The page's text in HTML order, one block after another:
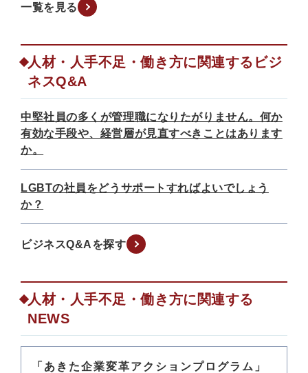
一覧を見る
人材・人手不足・働き方に関連するビジ
ネスQ&A
中堅社員の多くが管理職になりたがりません。何か
有効な手段や、経営層が見直すべきことはあります
か。
LGBTの社員をどうサポートすればよいでしょう
か？
ビジネスQ&Aを探す
人材・人手不足・働き方に関連する
NEWS
「あきた企業変革アクションプログラム」